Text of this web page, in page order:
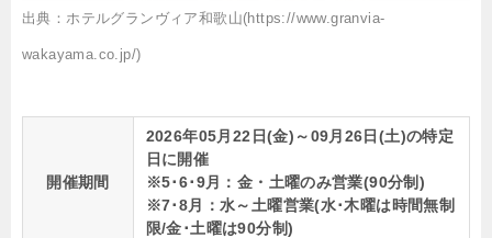
出典：ホテルグランヴィア和歌山(https://www.granvia-
wakayama.co.jp/)
開催期間
2026年05月22日(金)～09月26日(土)の特定
日に開催
※5･6･9月：金・土曜のみ営業(90分制)
※7･8月：水～土曜営業(水･木曜は時間無制
限/金･土曜は90分制)